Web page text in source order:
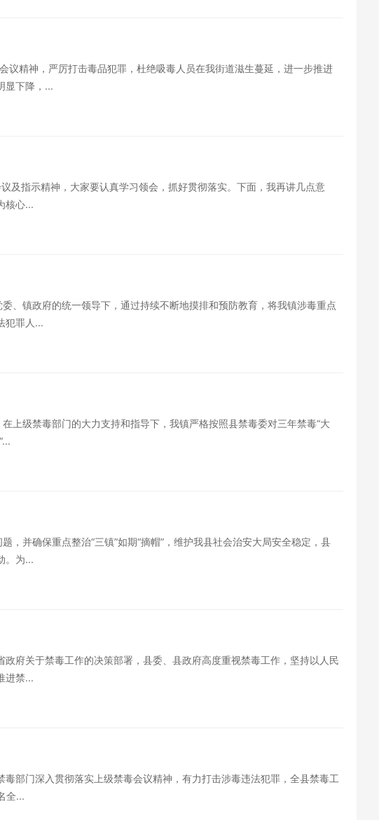
精神，严厉打击毒品犯罪，杜绝吸毒人员在我街道滋生蔓延，进一步推进
显下降，...
及指示精神，大家要认真学习领会，抓好贯彻落实。下面，我再讲几点意
核心...
、镇政府的统一领导下，通过持续不断地摸排和预防教育，将我镇涉毒重点
犯罪人...
上级禁毒部门的大力支持和指导下，我镇严格按照县禁毒委对三年禁毒“大
并确保重点整治“三镇”如期“摘帽”，维护我县社会治安大局安全稳定，县
。为...
府关于禁毒工作的决策部署，县委、县政府高度重视禁毒工作，坚持以人民
进禁...
部门深入贯彻落实上级禁毒会议精神，有力打击涉毒违法犯罪，全县禁毒工
全...